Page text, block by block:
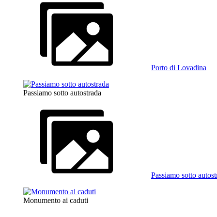
Porto di Lovadina
Passiamo sotto autostrada
Passiamo sotto
Monumento ai caduti